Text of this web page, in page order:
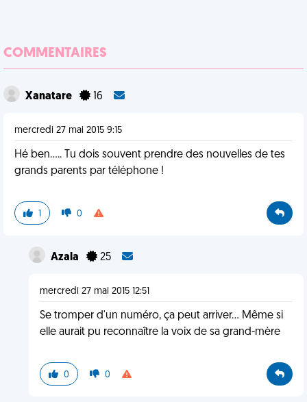
COMMENTAIRES
Xanatare 16
mercredi 27 mai 2015 9:15
Hé ben..... Tu dois souvent prendre des nouvelles de tes
grands parents par téléphone !
1 0
Azala 25
mercredi 27 mai 2015 12:51
Se tromper d'un numéro, ça peut arriver... Même si
elle aurait pu reconnaître la voix de sa grand-mère
0 0